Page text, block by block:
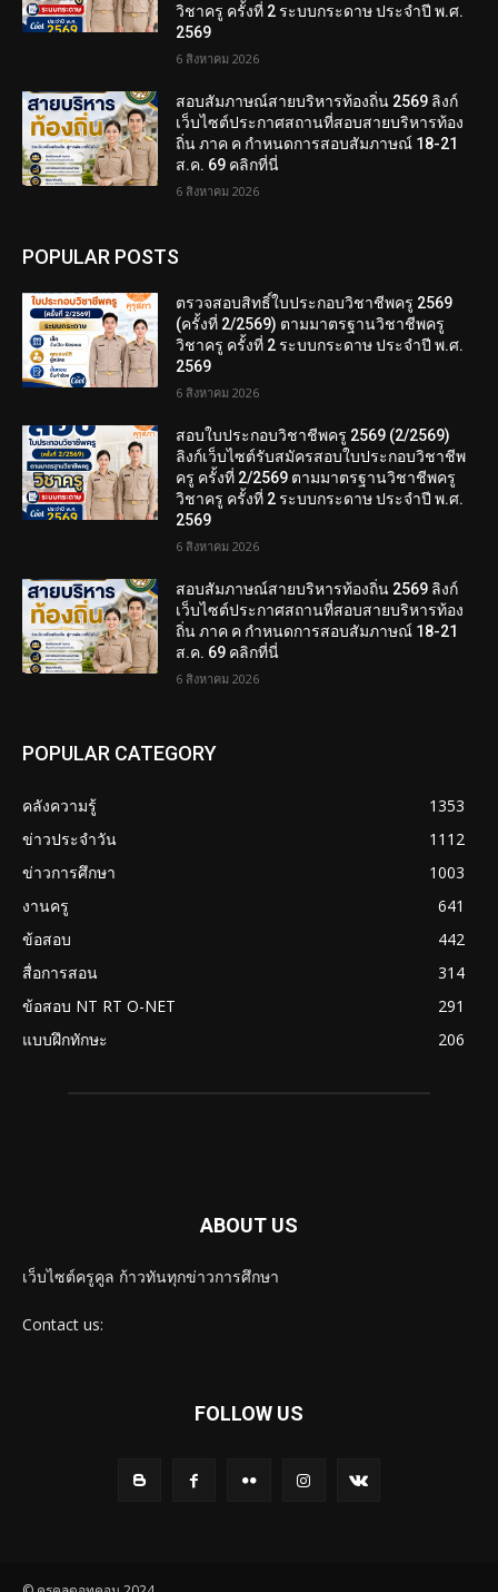
วิชาครู ครั้งที่ 2 ระบบกระดาษ ประจำปี พ.ศ.
2569
6 สิงหาคม 2026
สอบสัมภาษณ์สายบริหารท้องถิ่น 2569 ลิงก์
เว็บไซต์ประกาศสถานที่สอบสายบริหารท้อง
ถิ่น ภาค ค กำหนดการสอบสัมภาษณ์ 18-21
ส.ค. 69 คลิกที่นี่
6 สิงหาคม 2026
POPULAR POSTS
ตรวจสอบสิทธิ์ใบประกอบวิชาชีพครู 2569
(ครั้งที่ 2/2569) ตามมาตรฐานวิชาชีพครู
วิชาครู ครั้งที่ 2 ระบบกระดาษ ประจำปี พ.ศ.
2569
6 สิงหาคม 2026
สอบใบประกอบวิชาชีพครู 2569 (2/2569)
ลิงก์เว็บไซต์รับสมัครสอบใบประกอบวิชาชีพ
ครู ครั้งที่ 2/2569 ตามมาตรฐานวิชาชีพครู
วิชาครู ครั้งที่ 2 ระบบกระดาษ ประจำปี พ.ศ.
2569
6 สิงหาคม 2026
สอบสัมภาษณ์สายบริหารท้องถิ่น 2569 ลิงก์
เว็บไซต์ประกาศสถานที่สอบสายบริหารท้อง
ถิ่น ภาค ค กำหนดการสอบสัมภาษณ์ 18-21
ส.ค. 69 คลิกที่นี่
6 สิงหาคม 2026
POPULAR CATEGORY
คลังความรู้
1353
ข่าวประจำวัน
1112
ข่าวการศึกษา
1003
งานครู
641
ข้อสอบ
442
สื่อการสอน
314
ข้อสอบ NT RT O-NET
291
แบบฝึกทักษะ
206
ABOUT US
เว็บไซต์ครูคูล ก้าวทันทุกข่าวการศึกษา
Contact us:
FOLLOW US